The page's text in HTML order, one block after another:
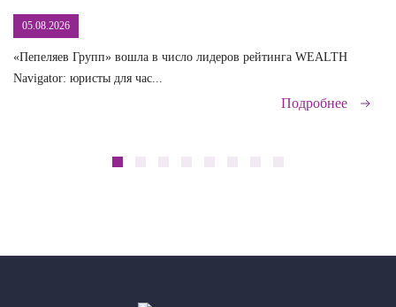
05.08.2026
«Пепеляев Групп» вошла в число лидеров рейтинга WEALTH
Navigator: юристы для час...
Подробнее